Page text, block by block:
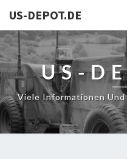
US-DEPOT.DE
US-
Viele Informationen Und